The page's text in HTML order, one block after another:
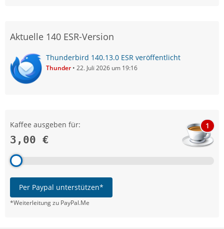
Aktuelle 140 ESR-Version
Thunderbird 140.13.0 ESR veröffentlicht
Thunder 22. Juli 2026 um 19:16
Kaffee ausgeben für:
3,00 €
1
Per Paypal unterstützen*
*Weiterleitung zu PayPal.Me